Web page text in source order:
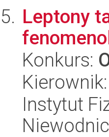
Leptony
Konkurs:
Instytut